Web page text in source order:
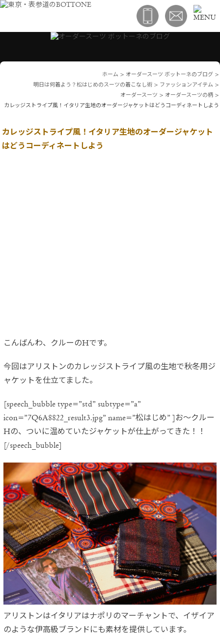
ホーム > オーダースーツ ボットーネのブログ >
明日は何着よう？松はじめのスーツの着こなし術 > ファッションアイテム >
オーダースーツ > オーダースーツの柄 >
カレッジストライプ風！イタリア生地のオーダージャケットはどうコーディネートしよう
カレッジストライプ風！イタリア生地のオーダージャケット
はどうコーディネートしよう
こんばんわ、クルーのHです。
今回はアリストンのカレッジストライプ風の生地で秋冬用ジ
ャケット を仕立てました。
[speech_bubble type=”std” subtype=”a”
icon=”7Q6A8822_result3.jpg” name=”松はじめ” ]お〜クルー
Hの、ついに温めていたジャケットが仕上がってきた！！
[/speech_bubble]
アリストンはイタリアはナポリのマーチャントで、イザイア
のよう な伊高級ブランドにも素材を提供しています。